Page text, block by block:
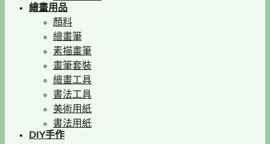
繪畫用品
顏料
繪畫筆
素描畫筆
畫筆套裝
繪畫工具
書法工具
美術用紙
書法用紙
DIY手作